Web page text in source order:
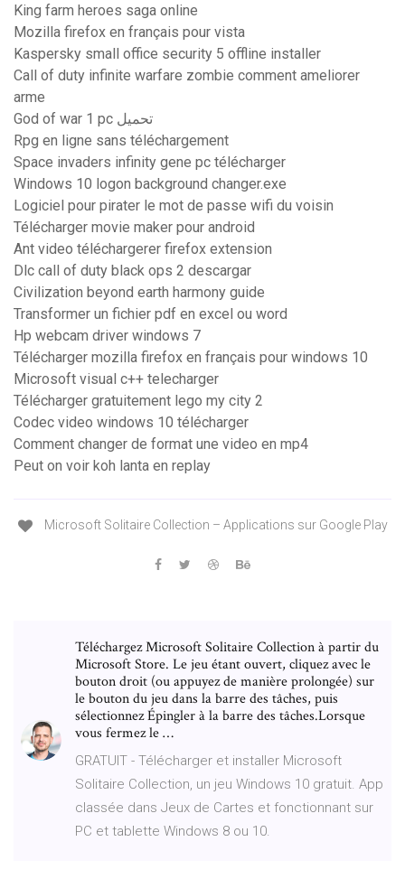
King farm heroes saga online
Mozilla firefox en français pour vista
Kaspersky small office security 5 offline installer
Call of duty infinite warfare zombie comment ameliorer
arme
God of war 1 pc تحميل
Rpg en ligne sans téléchargement
Space invaders infinity gene pc télécharger
Windows 10 logon background changer.exe
Logiciel pour pirater le mot de passe wifi du voisin
Télécharger movie maker pour android
Ant video téléchargerer firefox extension
Dlc call of duty black ops 2 descargar
Civilization beyond earth harmony guide
Transformer un fichier pdf en excel ou word
Hp webcam driver windows 7
Télécharger mozilla firefox en français pour windows 10
Microsoft visual c++ telecharger
Télécharger gratuitement lego my city 2
Codec video windows 10 télécharger
Comment changer de format une video en mp4
Peut on voir koh lanta en replay
Microsoft Solitaire Collection – Applications sur Google Play
Téléchargez Microsoft Solitaire Collection à partir du
Microsoft Store. Le jeu étant ouvert, cliquez avec le
bouton droit (ou appuyez de manière prolongée) sur
le bouton du jeu dans la barre des tâches, puis
sélectionnez Épingler à la barre des tâches.Lorsque
vous fermez le …
GRATUIT - Télécharger et installer Microsoft
Solitaire Collection, un jeu Windows 10 gratuit. App
classée dans Jeux de Cartes et fonctionnant sur
PC et tablette Windows 8 ou 10.